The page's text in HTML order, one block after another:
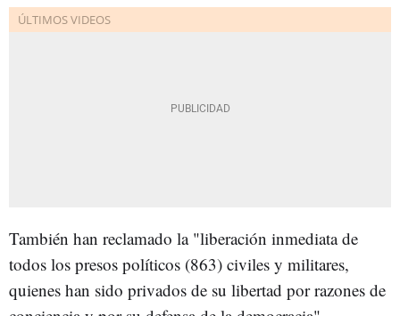
También han reclamado la "liberación inmediata de
todos los presos políticos (863) civiles y militares,
quienes han sido privados de su libertad por razones de